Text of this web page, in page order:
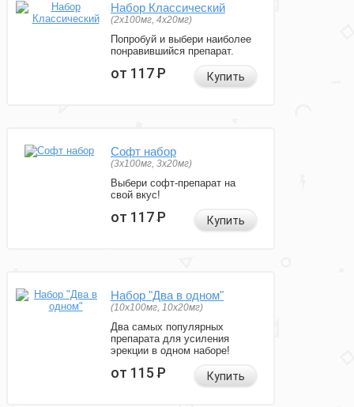
Набор Классический
(2x100мг, 4x20мг)
Попробуй и выбери наиболее
понравившийся препарат.
от 117Р Купить
Софт набор
(3x100мг, 3x20мг)
Выбери софт-препарат на
свой вкус!
от 117Р Купить
Набор "Два в одном"
(10x100мг, 10x20мг)
Два самых популярных
препарата для усиления
эрекции в одном наборе!
от 115Р Купить